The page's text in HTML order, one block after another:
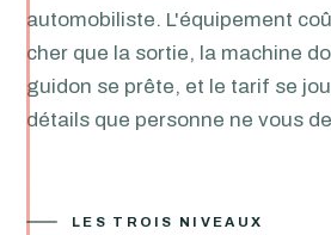
automobiliste. L'équipement
cher que la sortie, la machine
guidon se prête, et le tarif se
détails que personne ne vous
LES TROIS NIVEAUX